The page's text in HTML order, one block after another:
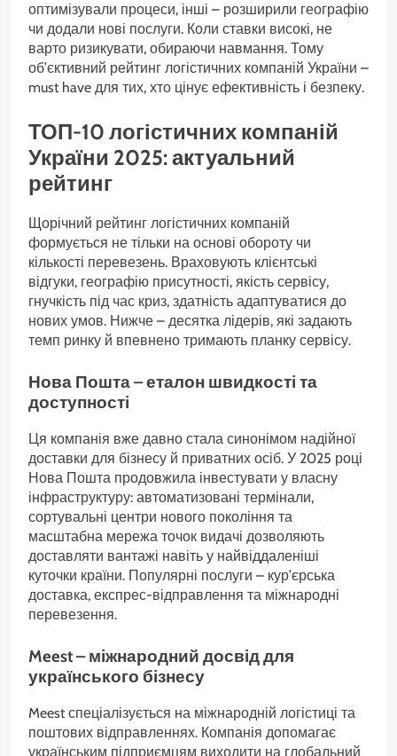
оптимізували процеси, інші – розширили географію
чи додали нові послуги. Коли ставки високі, не
варто ризикувати, обираючи навмання. Тому
об’єктивний рейтинг логістичних компаній України –
must have для тих, хто цінує ефективність і безпеку.
ТОП-10 логістичних компаній
України 2025: актуальний
рейтинг
Щорічний рейтинг логістичних компаній
формується не тільки на основі обороту чи
кількості перевезень. Враховують клієнтські
відгуки, географію присутності, якість сервісу,
гнучкість під час криз, здатність адаптуватися до
нових умов. Нижче – десятка лідерів, які задають
темп ринку й впевнено тримають планку сервісу.
Нова Пошта – еталон швидкості та
доступності
Ця компанія вже давно стала синонімом надійної
доставки для бізнесу й приватних осіб. У 2025 році
Нова Пошта продовжила інвестувати у власну
інфраструктуру: автоматизовані термінали,
сортувальні центри нового покоління та
масштабна мережа точок видачі дозволяють
доставляти вантажі навіть у найвіддаленіші
куточки країни. Популярні послуги – кур’єрська
доставка, експрес-відправлення та міжнародні
перевезення.
Meest – міжнародний досвід для
українського бізнесу
Meest спеціалізується на міжнародній логістиці та
поштових відправленнях. Компанія допомагає
українським підприємцям виходити на глобальний